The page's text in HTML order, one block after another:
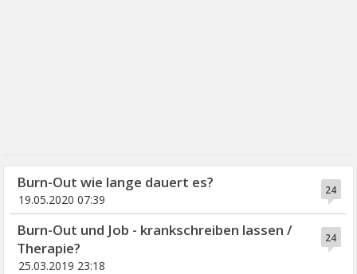
24
Burn-Out wie lange dauert es?
19.05.2020 07:39
24
Burn-Out und Job - krankschreiben lassen /
Therapie?
25.03.2019 23:18